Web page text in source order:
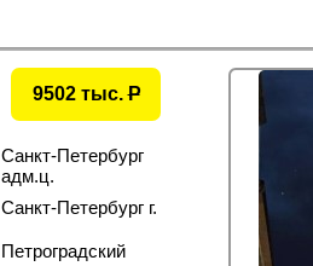
9502 тыс.P
Санкт-Петербург
адм.ц.
Санкт-Петербург г.
Петроградский